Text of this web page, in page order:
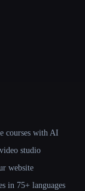
courses with AI
studio
website
in 75+ languages